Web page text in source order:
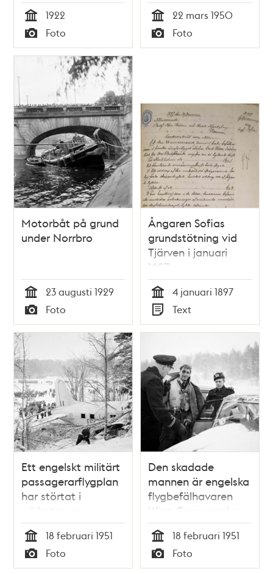
Tid
1922
Typ
Foto Tid
22 mars 1950
Typ
Foto
Motorbåt på grund
under Norrbro
Tid
23 augusti 1929
Typ
Foto
Ångaren Sofias
grundstötning vid
Tjärven i januari
1897
Tid
4 januari 1897
Typ
Text
Ett engelskt militärt
passagerarflygplan
har störtat i
närheten av
Råcksta Gård.
Tid
18 februari 1951
Typ
Foto
Den skadade
mannen är engelska
flygbefälhavaren
Wing Commander
RIK Edwards.
Tid
18 februari 1951
Typ
Foto